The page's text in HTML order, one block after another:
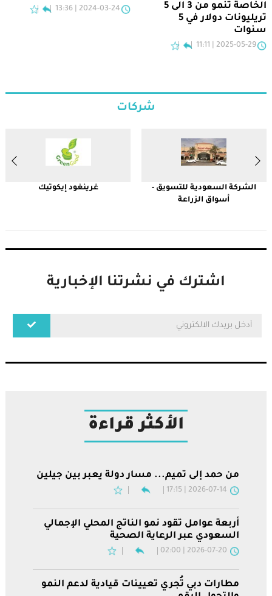
الخاصة تنمو من 3 الى 5
تريليونات دولار في 5
سنوات
2025-05-29 | 11:11
2024-03-24 | 13:36
شركات
الشركة السعودية للتسويق -
أسواق الزراعة
غرينغود إيكوتيك
اشترك في نشرتنا الإخبارية
الأكثر قراءة
من حمد إلى تميم... مسار دولة يعبر بين جيلين
2026-07-14 | 17:15
أربعة عوامل تقود نمو الناتج المحلي الإجمالي
السعودي عبر الرعاية الصحية
2026-07-20 | 02:00
مطارات دبي تُجري تعيينات قيادية لدعم النمو